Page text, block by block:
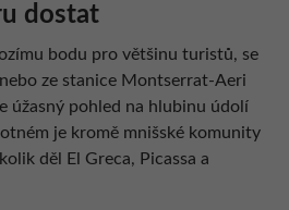
dostat
bodu pro většinu turistů, se
ze stanice Montserrat-Aeri
úžasný pohled na hlubinu údolí
je kromě mnišské komunity
děl El Greca, Picassa a